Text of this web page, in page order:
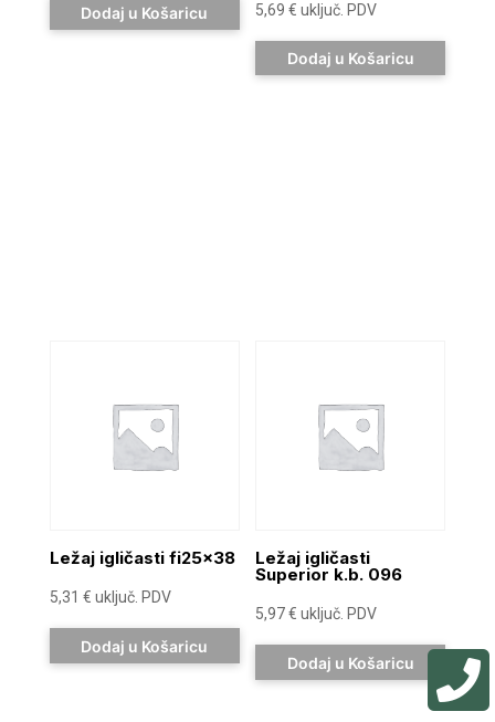
Dodaj u Košaricu 5,69€ uključ. PDV
Dodaj u Košaricu
Ležaj igličasti fi25x38
5,31 € uključ. PDV
Dodaj u Košaricu
Ležaj igličasti
Superior k.b. 096
5,97€ uključ. PDV
Dodaj u Košaricu 